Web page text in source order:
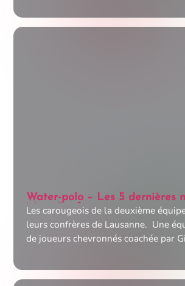
Water-polo – Les 5 dernières
Marc Brisfer
Les carougeois de la deuxième
leurs confrères de Lausanne. Une
de joueurs chevronnés coachée par